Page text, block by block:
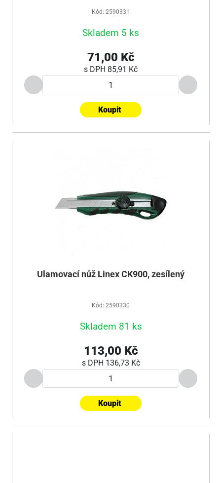
Kód: 2590331
Skladem 5 ks
71,00 Kč
s DPH 85,91 Kč
Koupit
Ulamovací nůž Linex CK900, zesílený
Kód: 2590330
Skladem 81 ks
113,00 Kč
s DPH 136,73 Kč
Koupit